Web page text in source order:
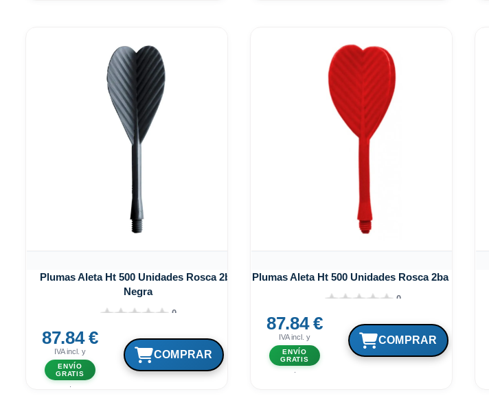
Plumas Aleta Ht 500 Unidades Rosca 2ba
Negra
0
87.84 €
IVA incl. y
ENVÍO
GRATIS
.
Plumas Aleta Ht 500 Unidades Rosca 2ba Roja
0
87.84 €
IVA incl. y
ENVÍO
GRATIS
.